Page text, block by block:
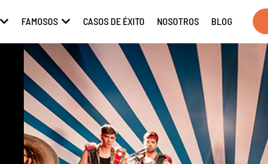
ABRIR ARTISTAS
FAMOSOS ABRIR FAMOSOS
CASOS DE ÉXITO NOSOTROS BLOG